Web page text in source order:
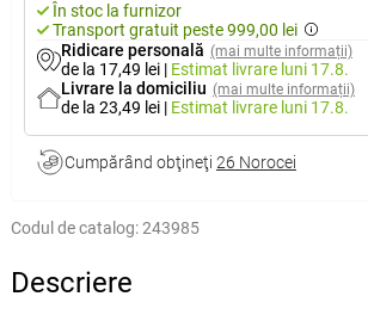
În stoc la furnizor
Transport gratuit peste 999,00 lei
Ridicare personală (mai multe informații)
de la 17,49 lei | Estimat livrare luni 17.8.
Livrare la domiciliu (mai multe informații)
de la 23,49 lei | Estimat livrare luni 17.8.
Cumpărând obţineţi 26 Norocei
Codul de catalog:243985
Descriere